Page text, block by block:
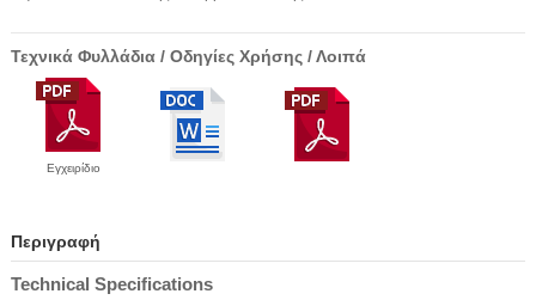
Τεχνικά Φυλλάδια / Οδηγίες Χρήσης / Λοιπά
Εγχειρίδιο
Περιγραφή
Technical Specifications